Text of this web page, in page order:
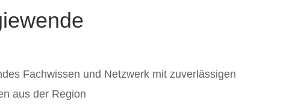
Fachwissen und Netzwerk mit zuverlässigen
aus der Region